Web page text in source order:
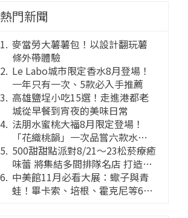
熱門新聞
麥當勞大薯薯包！以設計翻玩薯
條外帶體驗
Le Labo城市限定香水8月登場！
一年只有一次、5款必入手推薦
高雄鹽埕小吃15選！走進港都老
城從早餐到宵夜的美味日常
法朋水蜜桃大福8月限定登場！
「花織桃韻」一次品嘗六款水蜜
桃花果大福
500甜甜點派對8/21～23松菸療癒
味蕾 將集結多間排隊名店 打造靈
感創意的舞台
中美館11月必看大展：蠍子與青
蛙！畢卡索、培根、霍克尼等66